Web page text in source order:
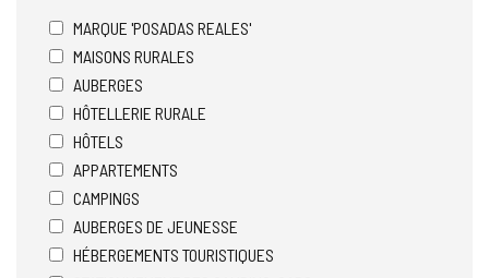
MARQUE 'POSADAS REALES'
MAISONS RURALES
AUBERGES
HÔTELLERIE RURALE
HÔTELS
APPARTEMENTS
CAMPINGS
AUBERGES DE JEUNESSE
HÉBERGEMENTS TOURISTIQUES